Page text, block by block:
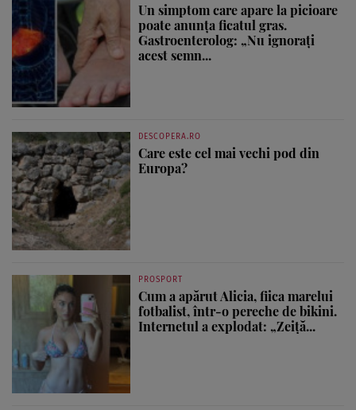
Un simptom care apare la picioare
poate anunța ficatul gras.
Gastroenterolog: „Nu ignorați
acest semn...
DESCOPERA.RO
Care este cel mai vechi pod din
Europa?
PROSPORT
Cum a apărut Alicia, fiica marelui
fotbalist, într-o pereche de bikini.
Internetul a explodat: „Zeiță...